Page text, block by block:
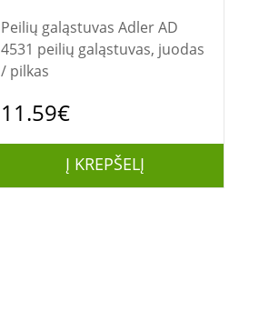
Peilių galąstuvas Adler AD
4531 peilių galąstuvas, juodas
/ pilkas
11.59€
Į KREPŠELĮ